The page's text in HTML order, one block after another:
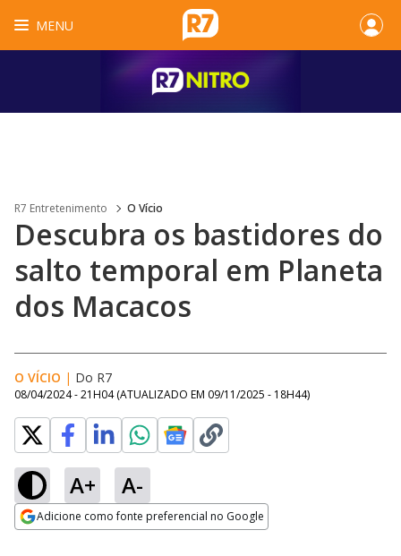
MENU
R7 Entretenimento O Vício
Descubra os bastidores do
salto temporal em Planeta
dos Macacos
O VÍCIO | Do R7
08/04/2024 - 21H04 (ATUALIZADO EM 09/11/2025 - 18H44)
A+ A-
Adicione como fonte preferencial no Google